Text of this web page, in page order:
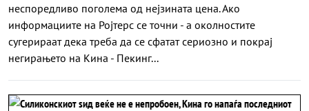
неспоредливо поголема од нејзината цена. Ако
информациите на Ројтерс се точни - а околностите
сугерираат дека треба да се сфатат сериозно и покрај
негирањето на Кина - Пекинг...